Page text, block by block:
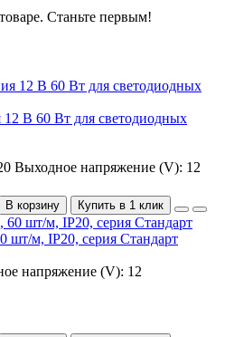
Станьте первым!
12 В 60 Вт для светодиодных
Выходное напряжение (V): 12
В корзину Купить в 1 клик
шт/м, IP20, серия Стандарт
напряжение (V): 12